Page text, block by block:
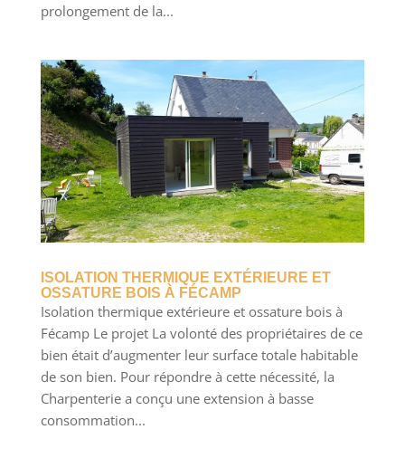
prolongement de la...
ISOLATION THERMIQUE EXTÉRIEURE ET
OSSATURE BOIS À FÉCAMP
Isolation thermique extérieure et ossature bois à
Fécamp Le projet La volonté des propriétaires de ce
bien était d’augmenter leur surface totale habitable
de son bien. Pour répondre à cette nécessité, la
Charpenterie a conçu une extension à basse
consommation...